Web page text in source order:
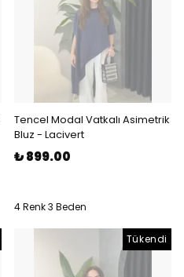
Tencel Modal Vatkalı Asimetrik
Bluz - Lacivert
₺ 899.00
4 Renk 3 Beden
Tükendi